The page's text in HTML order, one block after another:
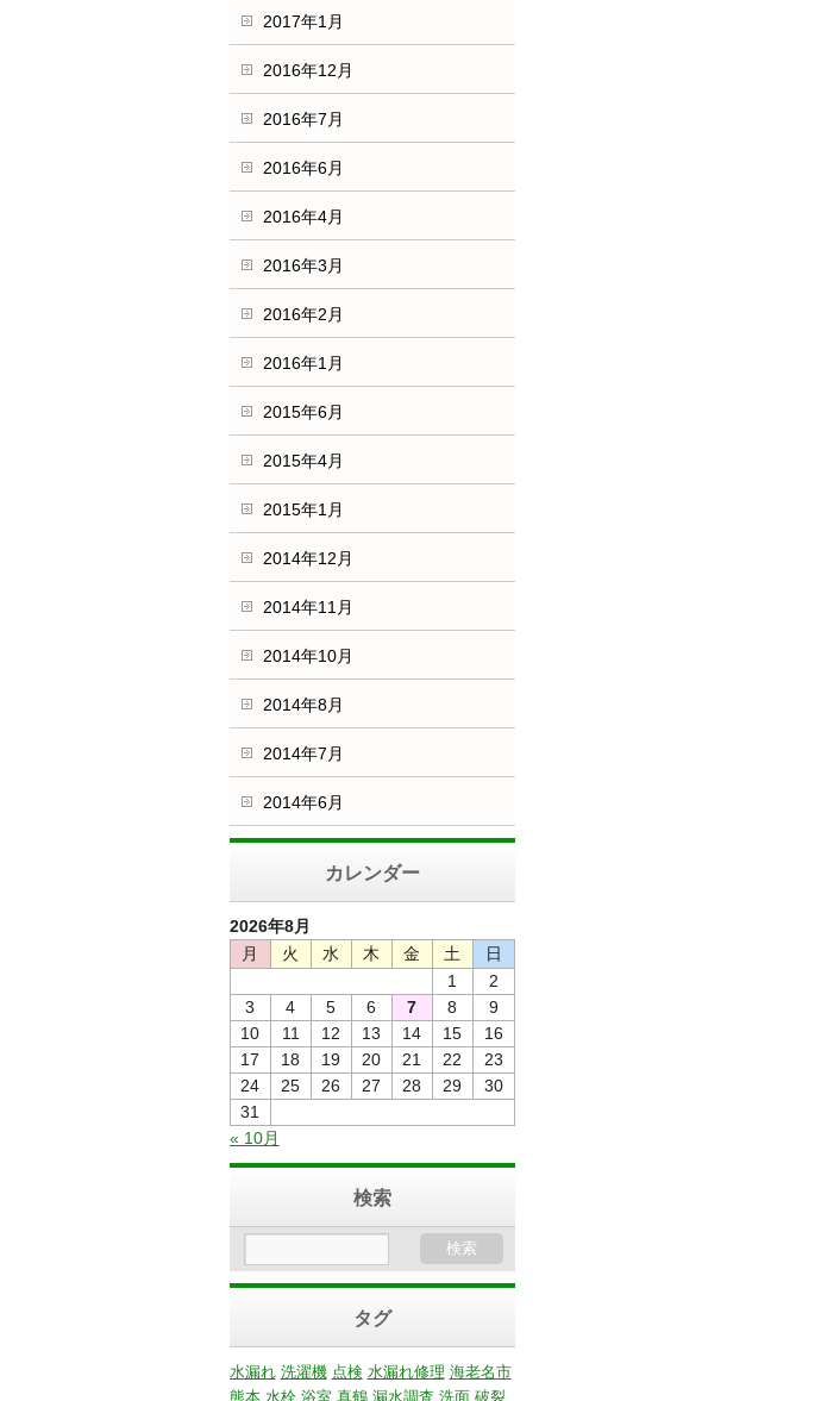
2017年1月
2016年12月
2016年7月
2016年6月
2016年4月
2016年3月
2016年2月
2016年1月
2015年6月
2015年4月
2015年1月
2014年12月
2014年11月
2014年10月
2014年8月
2014年7月
2014年6月
カレンダー
2026年8月
月
火 水 木 金 土
日
1
2
3
4 5 6 7 8
9
10
11 12 13 14 15
16
17
18 19 20 21 22
23
24
25 26 27 28 29
30
31
« 10月
検索
タグ
水漏れ 洗濯機 点検 水漏れ修理 海老名市
熊本 水栓 浴室 真鶴 漏水調査 洗面 破裂